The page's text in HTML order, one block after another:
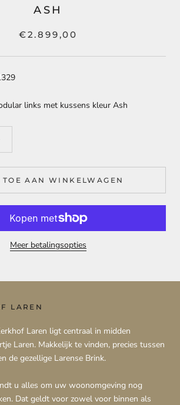
ASH
€2.899,00
links met kussens kleur Ash
TOE AAN WINKELWAGEN
Meer betalingsopties
LAREN
Laren ligt centraal in midden
Laren. Makkelijk te vinden, precies tussen
de gezellige Larense Brink.
u alles om uw woonomgeving nog
Dat geldt voor zowel voor binnen als